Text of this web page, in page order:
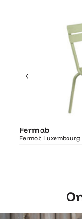
Fermob
Fermob Luxembourg